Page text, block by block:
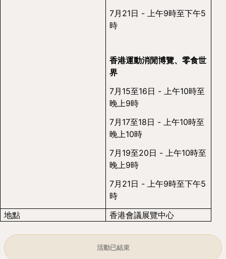
7月21日 - 上午9時至下午5
時
香港運動消閒博覽、零食世
界
7月15至16日 - 上午10時至
晚上9時
7月17至18日 - 上午10時至
晚上10時
7月19至20日 - 上午10時至
晚上9時
7月21日 - 上午9時至下午5
時
地點
香港會議展覽中心
活動已結束